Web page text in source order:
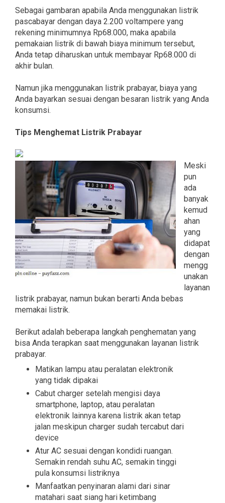
Sebagai gambaran apabila Anda menggunakan listrik
pascabayar dengan daya 2.200 voltampere yang
rekening minimumnya Rp68.000, maka apabila
pemakaian listrik di bawah biaya minimum tersebut,
Anda tetap diharuskan untuk membayar Rp68.000 di
akhir bulan.
Namun jika menggunakan listrik prabayar, biaya yang
Anda bayarkan sesuai dengan besaran listrik yang Anda
konsumsi.
Tips Menghemat Listrik Prabayar
Meski
pun
ada
banyak
kemud
ahan
yang
didapat
dengan
mengg
unakan
layanan
listrik prabayar, namun bukan berarti Anda bebas
memakai listrik.
Berikut adalah beberapa langkah penghematan yang
bisa Anda terapkan saat menggunakan layanan listrik
prabayar.
Matikan lampu atau peralatan elektronik
yang tidak dipakai
Cabut charger setelah mengisi daya
smartphone, laptop, atau peralatan
elektronik lainnya karena listrik akan tetap
jalan meskipun charger sudah tercabut dari
device
Atur AC sesuai dengan kondidi ruangan.
Semakin rendah suhu AC, semakin tinggi
pula konsumsi listriknya
Manfaatkan penyinaran alami dari sinar
matahari saat siang hari ketimbang